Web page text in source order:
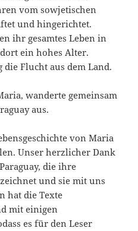
vom sowjetischen
und hingerichtet.
ihr gesamtes Leben in
ein hohes Alter.
Flucht aus dem Land.
wanderte gemeinsam
aus.
von Maria
Unser herzlicher Dank
die ihre
und sie mit uns
hat die Texte
mit einigen
es für den Leser